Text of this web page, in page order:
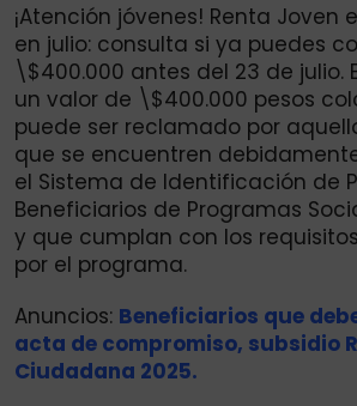
¡Atención jóvenes! Renta Joven
en julio: consulta si ya puedes
\$400.000 antes del 23 de julio.
un valor de \$400.000 pesos
puede ser reclamado por
que se encuentren
el Sistema de Identificación de
Beneficiarios de Programas
y que cumplan con los
por el programa.
Anuncios: Beneficiarios que
acta de compromiso, subsidio
Ciudadana 2025.